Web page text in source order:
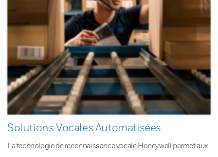
Solutions Vocales Automatisées
La technologie de reconnaissance vocale Honeywell permet aux